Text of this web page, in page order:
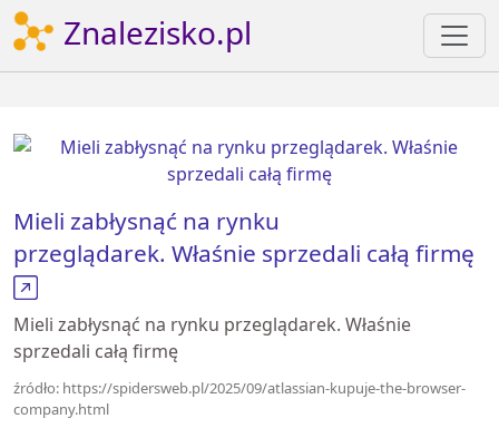
Znalezisko.pl
Mieli zabłysnąć na rynku
przeglądarek. Właśnie sprzedali całą firmę
Mieli zabłysnąć na rynku przeglądarek. Właśnie
sprzedali całą firmę
źródło: https://spidersweb.pl/2025/09/atlassian-kupuje-the-browser-
company.html